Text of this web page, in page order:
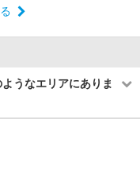
うなエリアにありま